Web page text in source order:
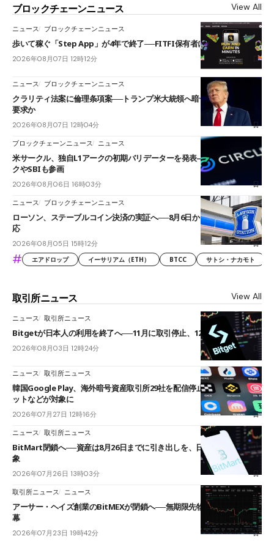
ブロックチェーンニュース View All
ニュース ブロックチェーンニュース
歩いて稼ぐ「Step App」が4年で終了──FITFI保有者に対応呼びかけ
2026年08月07日 12時12分
ニュース ブロックチェーンニュース
クラリティ法案に倫理条項案──トランプ米大統領へ暗号資産事業の売却
要求か
2026年08月07日 12時04分
ブロックチェーンニュース ニュース
米サークル、独自L1アークの初期バリデーターを発表――ブラックロッ
クやSBIも参画
2026年08月06日 16時03分
ニュース ブロックチェーンニュース
ローソン、ステーブルコイン決済の実証へ──8月6日からJPYCやUSDC対
応
2026年08月05日 15時12分
# エアドロップ イーサリアム（ETH） BTCC サトシ・ナカモト
取引所ニュース View All
ニュース 取引所ニュース
Bitgetが日本人の利用を終了へ──11月に取引停止、12月末に強制決済
2026年08月03日 12時24分
ニュース 取引所ニュース
韓国Google Play、海外暗号資産取引所29社を配信停止──OKXやバイビ
ットなどが対象に
2026年07月27日 12時16分
ニュース 取引所ニュース
BitMart閉鎖へ──資産は8月26日までに引き出しを、日本人利用者も対
象
2026年07月26日 13時03分
取引所ニュース ニュース
アーサー・ヘイズ創業のBitMEXが閉鎖へ──無期限先物を生んだ11年に
幕
2026年07月23日 19時42分